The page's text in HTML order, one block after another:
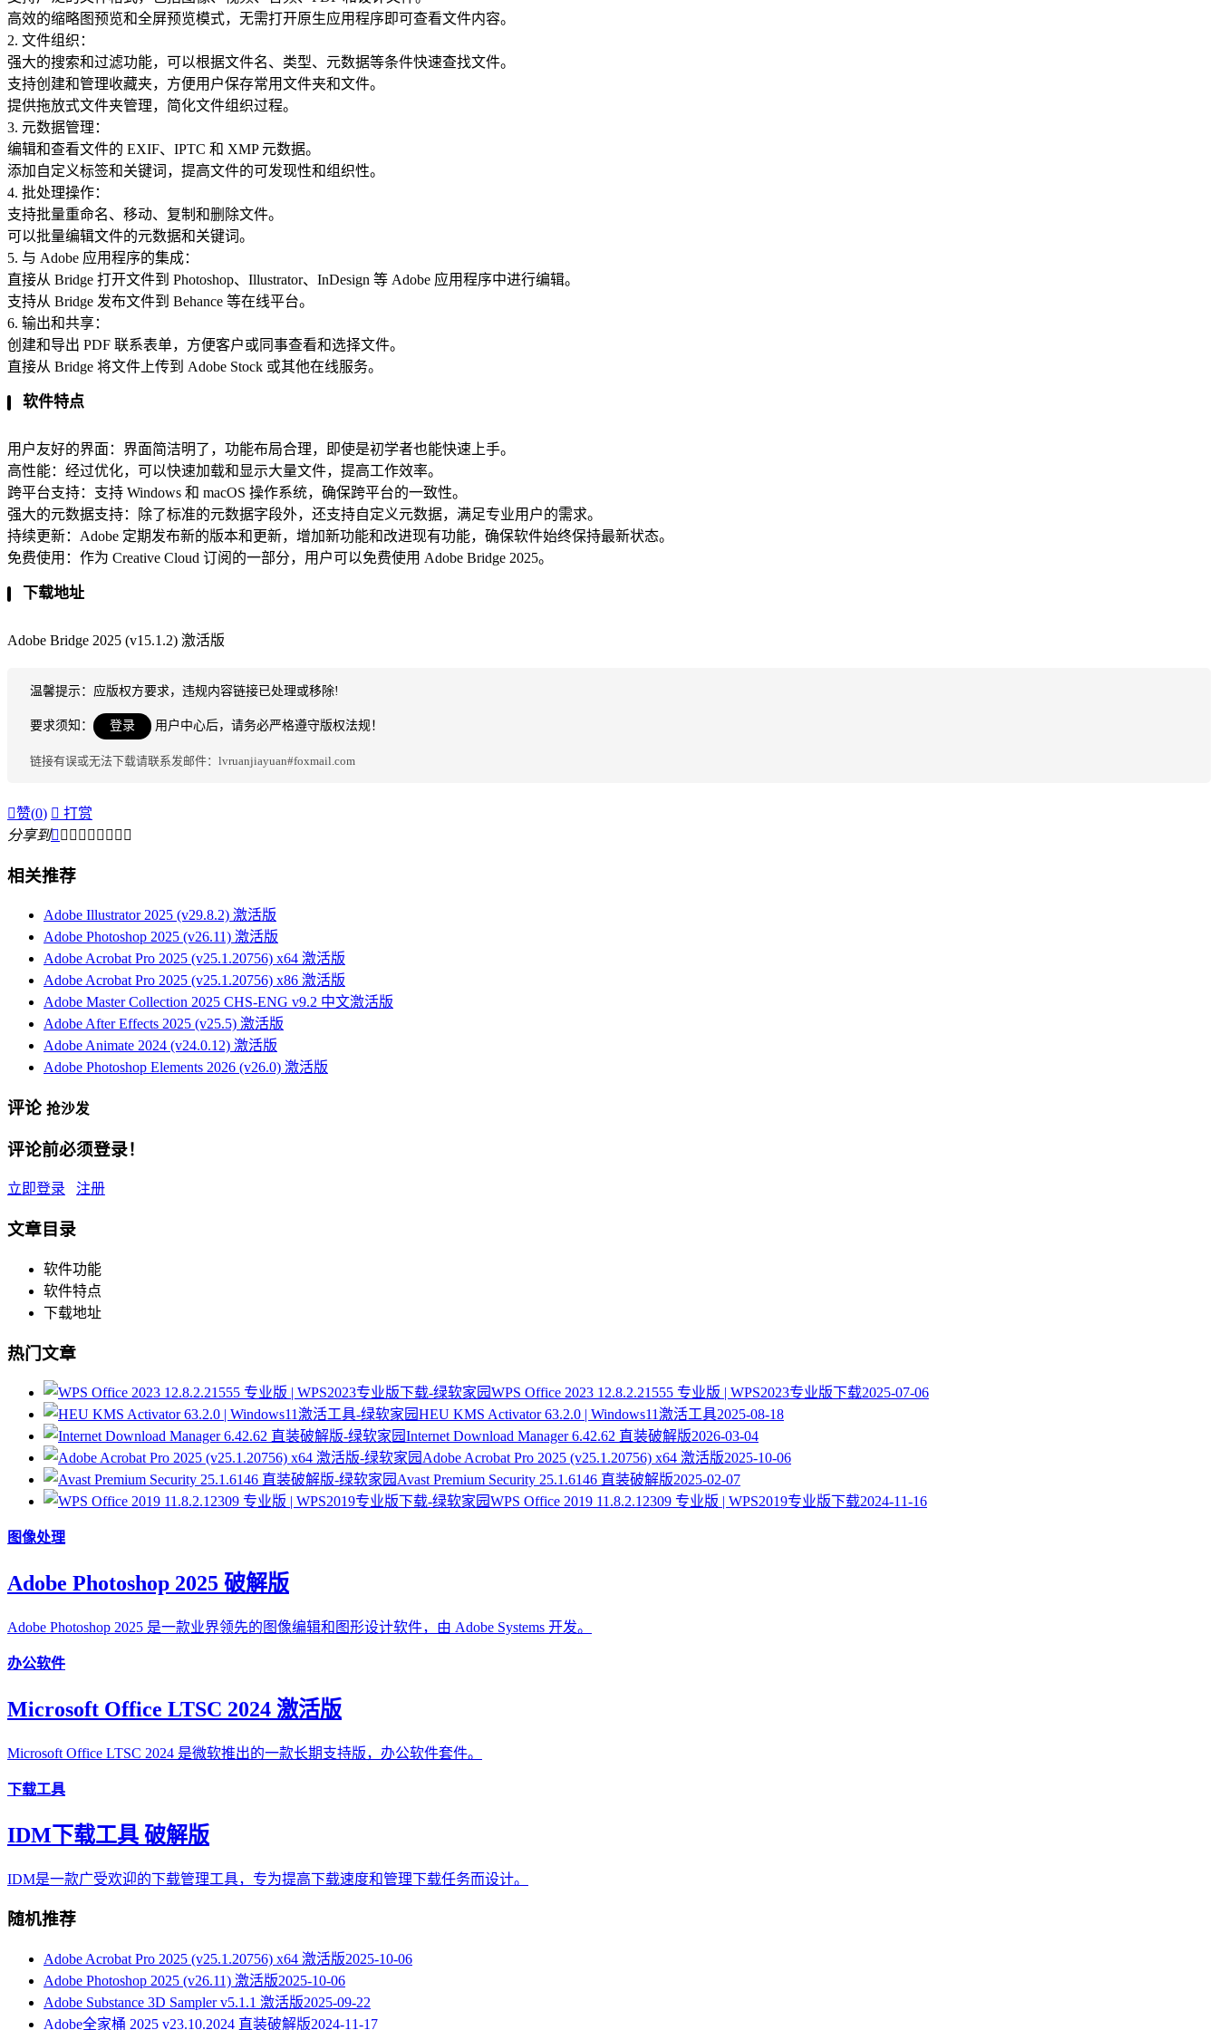
高效的缩略图预览和全屏预览模式，无需打开原生应用程序即可查看文件内容。
2. 文件组织：
强大的搜索和过滤功能，可以根据文件名、类型、元数据等条件快速查找文件。
支持创建和管理收藏夹，方便用户保存常用文件夹和文件。
提供拖放式文件夹管理，简化文件组织过程。
3. 元数据管理：
编辑和查看文件的 EXIF、IPTC 和 XMP 元数据。
添加自定义标签和关键词，提高文件的可发现性和组织性。
4. 批处理操作：
支持批量重命名、移动、复制和删除文件。
可以批量编辑文件的元数据和关键词。
5. 与 Adobe 应用程序的集成：
直接从 Bridge 打开文件到 Photoshop、Illustrator、InDesign 等 Adobe 应用程序中进行编辑。
支持从 Bridge 发布文件到 Behance 等在线平台。
6. 输出和共享：
创建和导出 PDF 联系表单，方便客户或同事查看和选择文件。
直接从 Bridge 将文件上传到 Adobe Stock 或其他在线服务。
软件特点
用户友好的界面：界面简洁明了，功能布局合理，即使是初学者也能快速上手。
高性能：经过优化，可以快速加载和显示大量文件，提高工作效率。
跨平台支持：支持 Windows 和 macOS 操作系统，确保跨平台的一致性。
强大的元数据支持：除了标准的元数据字段外，还支持自定义元数据，满足专业用户的需求。
持续更新：Adobe 定期发布新的版本和更新，增加新功能和改进现有功能，确保软件始终保持最新状态。
免费使用：作为 Creative Cloud 订阅的一部分，用户可以免费使用 Adobe Bridge 2025。
下载地址
Adobe Bridge 2025 (v15.1.2) 激活版
温馨提示：应版权方要求，违规内容链接已处理或移除!
要求须知： 登录 用户中心后，请务必严格遵守版权法规！
链接有误或无法下载请联系发邮件：lvruanjiayuan#foxmail.com
赞(0)  打赏
分享到        
相关推荐
Adobe Illustrator 2025 (v29.8.2) 激活版
Adobe Photoshop 2025 (v26.11) 激活版
Adobe Acrobat Pro 2025 (v25.1.20756) x64 激活版
Adobe Acrobat Pro 2025 (v25.1.20756) x86 激活版
Adobe Master Collection 2025 CHS-ENG v9.2 中文激活版
Adobe After Effects 2025 (v25.5) 激活版
Adobe Animate 2024 (v24.0.12) 激活版
Adobe Photoshop Elements 2026 (v26.0) 激活版
评论 抢沙发
评论前必须登录！
立即登录 注册
文章目录
软件功能
软件特点
下载地址
热门文章
WPS Office 2023 12.8.2.21555 专业版 | WPS2023专业版下载2025-07-06
HEU KMS Activator 63.2.0 | Windows11激活工具2025-08-18
Internet Download Manager 6.42.62 直装破解版2026-03-04
Adobe Acrobat Pro 2025 (v25.1.20756) x64 激活版2025-10-06
Avast Premium Security 25.1.6146 直装破解版2025-02-07
WPS Office 2019 11.8.2.12309 专业版 | WPS2019专业版下载2024-11-16
图像处理
Adobe Photoshop 2025 破解版
Adobe Photoshop 2025 是一款业界领先的图像编辑和图形设计软件，由 Adobe Systems 开发。
办公软件
Microsoft Office LTSC 2024 激活版
Microsoft Office LTSC 2024 是微软推出的一款长期支持版，办公软件套件。
下载工具
IDM下载工具 破解版
IDM是一款广受欢迎的下载管理工具，专为提高下载速度和管理下载任务而设计。
随机推荐
Adobe Acrobat Pro 2025 (v25.1.20756) x64 激活版2025-10-06
Adobe Photoshop 2025 (v26.11) 激活版2025-10-06
Adobe Substance 3D Sampler v5.1.1 激活版2025-09-22
Adobe全家桶 2025 v23.10.2024 直装破解版2024-11-17